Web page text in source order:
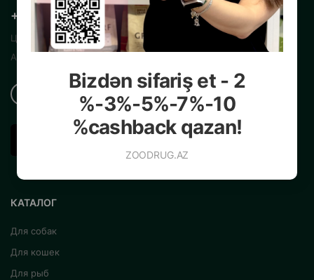
Bizdən sifariş et - 2
%-3%-5%-7%-10
%cashback qazan!
ZOODRUG.AZ
+99450 200 35 13
Центральный Интернет Зоомагазин
Азербайджана
КАТАЛОГ
Для собак
Для кошек
Для рыб